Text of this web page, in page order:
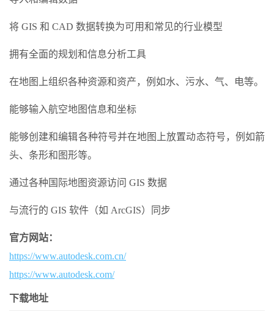
将 GIS 和 CAD 数据转换为可用和常见的行业模型
拥有全面的规划和信息分析工具
在地图上组织各种资源和资产，例如水、污水、气、电等。
能够输入航空地图信息和坐标
能够创建和编辑各种符号并在地图上放置动态符号，例如箭
头、条形和图形等。
通过各种国际地图资源访问 GIS 数据
与流行的 GIS 软件（如 ArcGIS）同步
官方网站：
https://www.autodesk.com.cn/
https://www.autodesk.com/
下载地址